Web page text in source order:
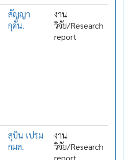
สัญญา
กุดั่น.
งาน
วิจัย/Research
report
สุบิน เปรม
กมล.
งาน
วิจัย/Research
report